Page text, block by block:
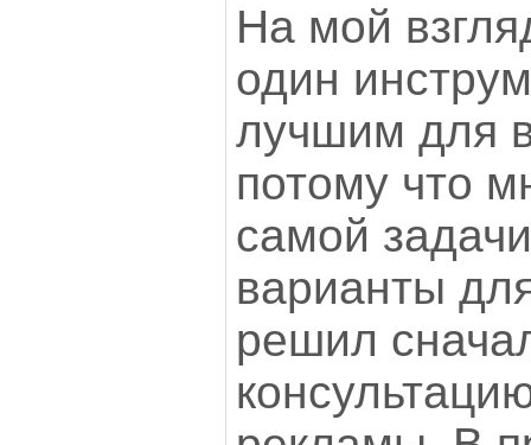
На мой
один
лучшим для
потому что
самой
варианты
решил